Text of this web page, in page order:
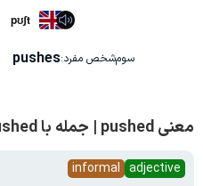
pʊʃt
سوم‌شخص مفرد:pushes
معنی pushed | جمله با pushed
adjective
informal